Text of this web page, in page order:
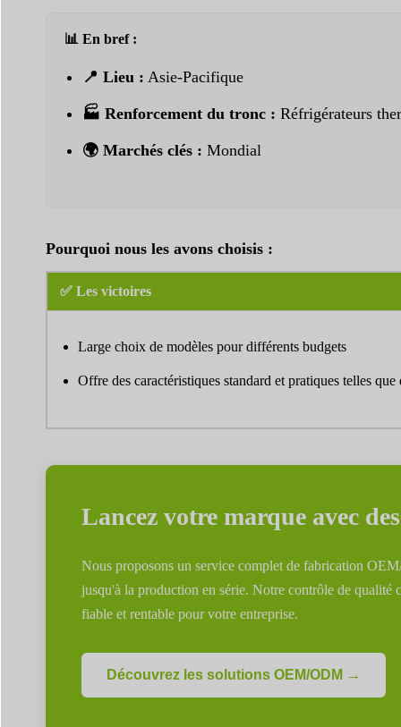
📊 En bref :
📍 Lieu : Asie-Pacifique
🏭 Renforcement du tronc : Réfrigérateurs
🌍 Marchés clés : Mondial
Pourquoi nous les avons choisis :
✅ Les victoires
Large choix de modèles pour différents budgets
Offre des caractéristiques standard et pratiques telles que
Lancez votre marque avec
Nous proposons un service complet de fabrication
jusqu'à la production en série. Notre contrôle de qualité
fiable et rentable pour votre entreprise.
Découvrez les solutions OEM/ODM →